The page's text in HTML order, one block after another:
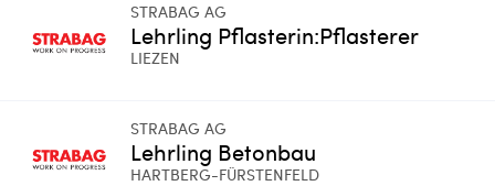
STRABAG AG
Lehrling Pflasterin:Pflasterer
LIEZEN
STRABAG AG
Lehrling Betonbau
HARTBERG-FÜRSTENFELD